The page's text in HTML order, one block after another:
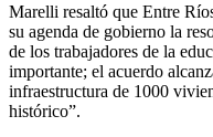
Marelli resaltó que Entre
su agenda de gobierno la
de los trabajadores de la
importante; el acuerdo
infraestructura de 1000
histórico”.